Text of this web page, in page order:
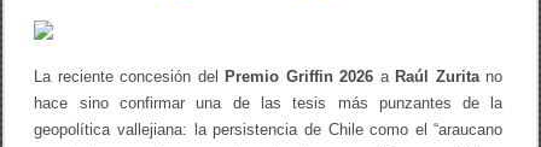
La reciente concesión del Premio Griffin 2026 a Raúl Zuritano
hace sino confirmar una de las tesis más punzantes de la
geopolítica vallejiana: la persistencia de Chile como el “araucano